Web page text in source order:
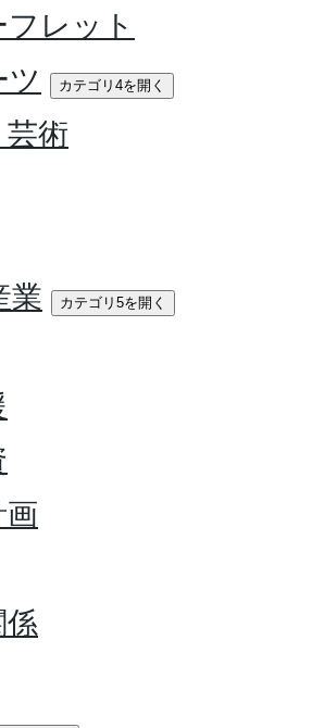
レット
ツ
カテゴリ4を開く
芸術
業
カテゴリ5を開く
画
係